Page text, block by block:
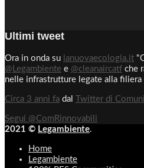
Ultimi tweet
Ora in onda su lanuovaecologia.it
@Legambiente e @cleanaircatf che
nelle infrastrutture legate alla
Circa 3 anni fa dal Twitter di
Segui @ComRinnovabili
2021 © Legambiente.
Home
Legambiente